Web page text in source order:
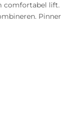
comfortabel lift.
Pinner